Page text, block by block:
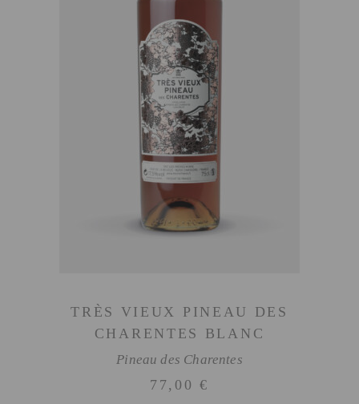
AJOUTER AU PANIER
TRÈS VIEUX PINEAU DES
CHARENTES BLANC
Pineau des Charentes
77,00€